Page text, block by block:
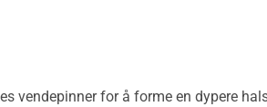
vendepinner for å forme en dypere